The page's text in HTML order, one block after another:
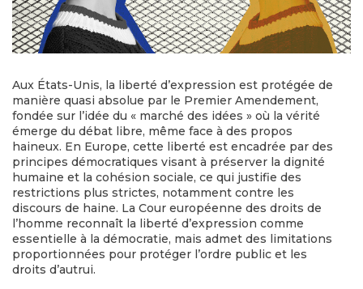
Aux États-Unis, la liberté d’expression est protégée de
manière quasi absolue par le Premier Amendement,
fondée sur l’idée du « marché des idées » où la vérité
émerge du débat libre, même face à des propos
haineux. En Europe, cette liberté est encadrée par des
principes démocratiques visant à préserver la dignité
humaine et la cohésion sociale, ce qui justifie des
restrictions plus strictes, notamment contre les
discours de haine. La Cour européenne des droits de
l’homme reconnaît la liberté d’expression comme
essentielle à la démocratie, mais admet des limitations
proportionnées pour protéger l’ordre public et les
droits d’autrui.